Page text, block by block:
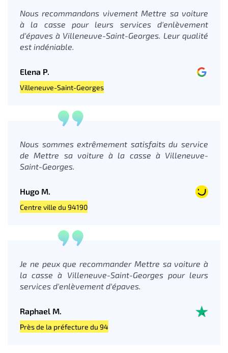
Nous recommandons vivement Mettre sa voiture
à la casse pour leurs services d'enlèvement
d'épaves à Villeneuve-Saint-Georges. Leur qualité
est indéniable.
Elena P.
Villeneuve-Saint-Georges
Nous sommes extrêmement satisfaits du service
de Mettre sa voiture à la casse à Villeneuve-
Saint-Georges.
Hugo M.
Centre ville du 94190
Je ne peux que recommander Mettre sa voiture à
la casse à Villeneuve-Saint-Georges pour leurs
services d'enlèvement d'épaves.
Raphael M.
Près de la préfecture du 94